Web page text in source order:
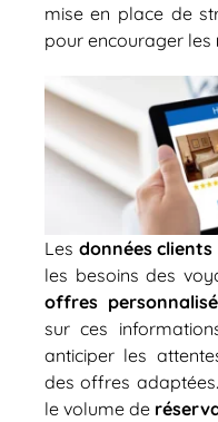
mise en place de
pour encourager les
Les données clients
les besoins des
offres
sur ces
anticiper les
des offres
le volume de